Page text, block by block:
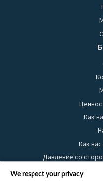
Как
Как
Давление со
Правила
We respect your privacy